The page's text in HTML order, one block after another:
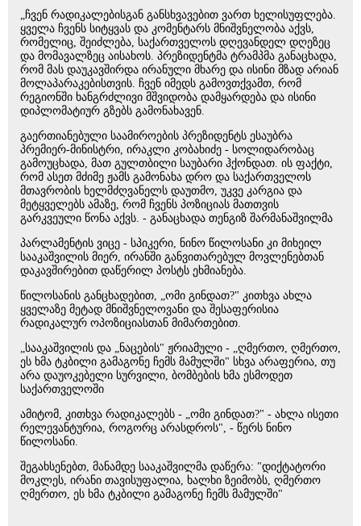
„ჩვენ რადიკალებისგან განსხვავებით ვართ ხელისუფლება.
ყველა ჩვენს სიტყვას და კომენტარს მნიშვნელობა აქვს,
რომელიც, შეიძლება, საქართველოს დღევანდელ დღეზეც
და მომავალზეც აისახოს. პრეზიდენტმა ტრამპმა განაცხადა,
რომ მას დაუკავშირდა ირანული მხარე და ისინი მზად არიან
მოლაპარაკებისთვის. ჩვენ იმედს გამოვთქვამთ, რომ
რეგიონში ხანგრძლივი მშვიდობა დამყარდება და ისინი
დიპლომატიურ გზებს გამონახავენ.
გაერთიანებული საამიროების პრეზიდენტს ესაუბრა
პრემიერ-მინისტრი, ირაკლი კობახიძე - სოლიდარობაც
გამოუცხადა, მათ გულთბილი საუბარი ჰქონდათ. ის ფაქტი,
რომ ასეთ მძიმე ჟამს გამონახა დრო და საქართველოს
მთავრობის ხელმძღვანელს დაუთმო, უკვე კარგია და
მეტყველებს ამაზე, რომ ჩვენს პოზიციას მათთვის
გარკვეული წონა აქვს. - განაცხადა თენგიზ შარმანაშვილმა
პარლამენტის ვიცე - სპიკერი, ნინო წილოსანი კი მიხეილ
სააკაშვილის მიერ, ირანში განვითარებულ მოვლენებთან
დაკავშირებით დაწერილ პოსტს ეხმიანება.
წილოსანის განცხადებით, „ომი გინდათ?" კითხვა ახლა
ყველაზე მეტად მნიშვნელოვანი და შესაფერისია
რადიკალურ ოპოზიციასთან მიმართებით.
„სააკაშვილის და „ნაცების" ჟრიამული - „ღმერთო, ღმერთო,
ეს ხმა ტკბილი გამაგონე ჩემს მამულში" სხვა არაფერია, თუ
არა დაუოკებელი სურვილი, ბომბების ხმა ესმოდეთ
საქართველოში
ამიტომ, კითხვა რადიკალებს - „ომი გინდათ?" - ახლა ისეთი
რელევანტურია, როგორც არასდროს", - წერს ნინო
წილოსანი.
შეგახსენებთ, მანამდე სააკაშვილმა დაწერა: "დიქტატორი
მოკლეს, ირანი თავისუფალია, ხალხი ზეიმობს, ღმერთო
ღმერთო, ეს ხმა ტკბილი გამაგონე ჩემს მამულში"